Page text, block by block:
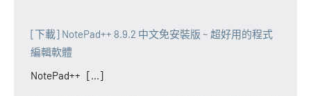
[下載] NotePad++ 8.9.2 中文免安裝版 ~ 超好用的程式
編輯軟體
NotePad++ [...]